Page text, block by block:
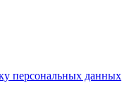
персональных данных